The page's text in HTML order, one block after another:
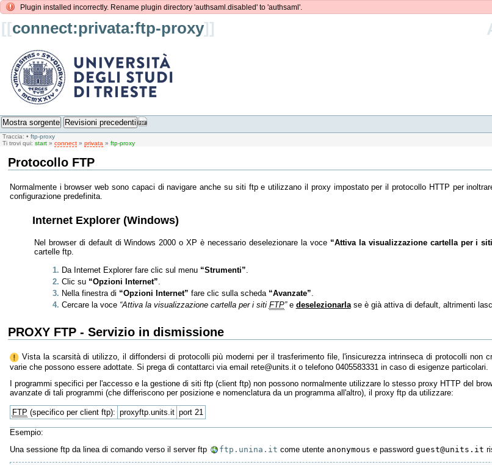
Plugin installed incorrectly. Rename plugin directory 'authsaml.disabled' to 'authsaml'.
[[connect:privata:ftp-proxy]]
Mostra sorgente Revisioni precedenti
Traccia: • ftp-proxy
Ti trovi qui: start » connect » privata » ftp-proxy
Protocollo FTP
Normalmente i browser web sono capaci di navigare anche su siti ftp e utilizzano il proxy impostato per il protocollo HTTP per
configurazione predefinita.
Internet Explorer (Windows)
Nel browser di default di Windows 2000 o XP è necessario deselezionare la voce “Attiva la visualizzazione cartella per i siti
cartelle ftp.
Da Internet Explorer fare clic sul menu “Strumenti”
Clic su “Opzioni Internet”
Nella finestra di “Opzioni Internet” fare clic sulla scheda “Avanzate”
Cercare la voce “Attiva la visualizzazione cartella per i siti FTP”e deselezionarlase è già attiva di default, altrimenti
PROXY FTP - Servizio in dismissione
Vista la scarsità di utilizzo, il diffondersi di protocolli più moderni per il trasferimento file, l'insicurezza intrinseca di protocolli
varie che possono essere adottate. Si prega di contattarci via email rete@units.it o telefono 0405583331 in caso di esigenze particolari.
I programmi specifici per l'accesso e la gestione di siti ftp (client ftp) non possono normalmente utilizzare lo stesso proxy HTTP del
avanzate di tali programmi (che differiscono per posizione e nomenclatura da un programma all'altro), il proxy ftp da utilizzare:
FTP (specifico per client ftp): proxyftp.units.it port 21
Esempio:
Una sessione ftp da linea di comando verso il server ftp
ftp.unina.it come utente anonymous e password guest@units.it